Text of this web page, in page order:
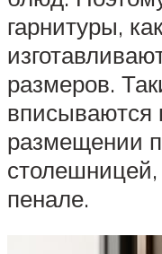
гарнитуры,
размеров.
вписываются
размещении
столешницей,
пенале.